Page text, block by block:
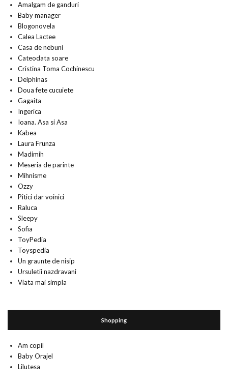
Amalgam de ganduri
Baby manager
Blogonovela
Calea Lactee
Casa de nebuni
Cateodata soare
Cristina Toma Cochinescu
Delphinas
Doua fete cucuiete
Gagaita
Ingerica
Ioana. Asa si Asa
Kabea
Laura Frunza
Madimih
Meseria de parinte
Mihnisme
Ozzy
Pitici dar voinici
Raluca
Sleepy
Sofia
ToyPedia
Toyspedia
Un graunte de nisip
Ursuletii nazdravani
Viata mai simpla
Shopping
Am copil
Baby Orajel
Lilutesa